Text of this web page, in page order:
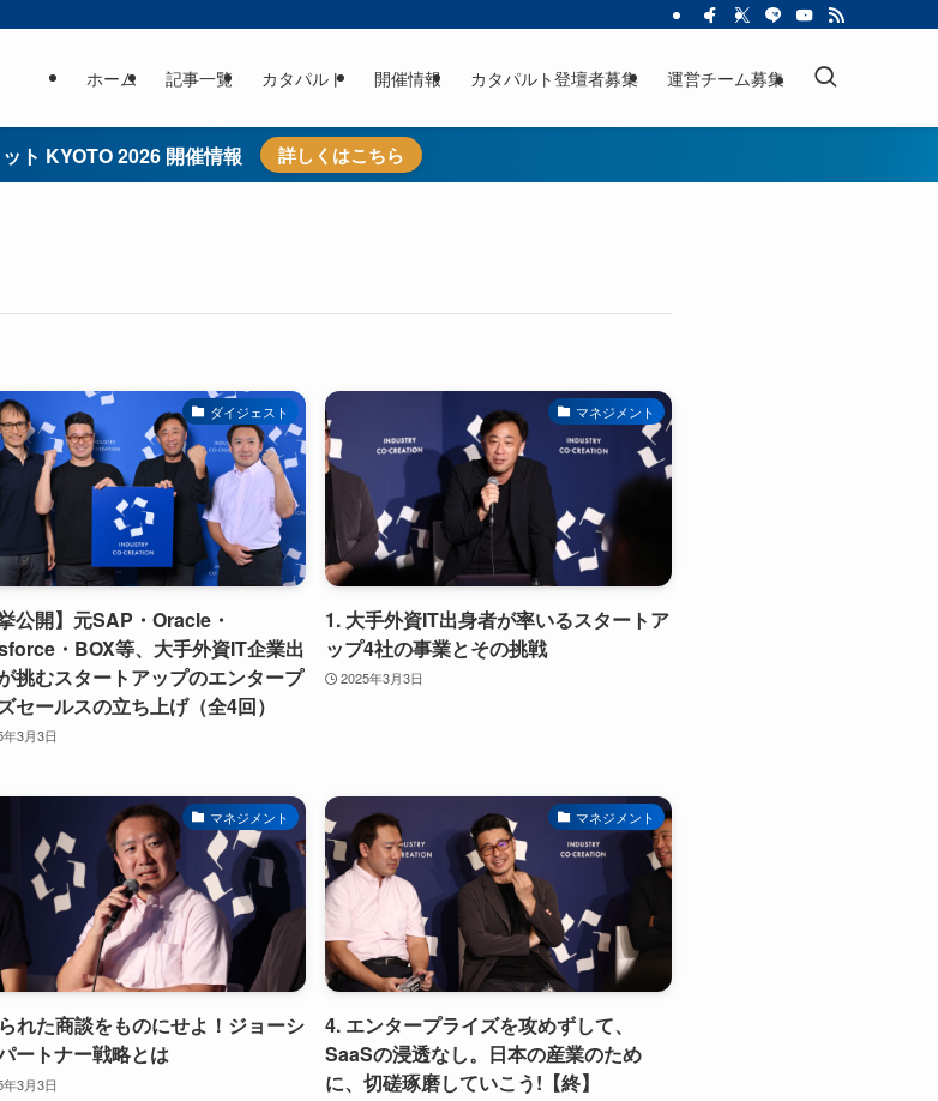
ホーム 記事一覧 カタパルト 開催情報 カタパルト登壇者募集 運営チーム募集
ット KYOTO 2026 開催情報 詳しくはこちら
ダイジェスト
挙公開】元SAP・Oracle・
・BOX等、大手外資IT企業出
挑むスタートアップのエンタープ
セールスの立ち上げ（全4回）
3月3日
マネジメント
1. 大手外資IT出身者が率いるスタートア
ップ4社の事業とその挑戦
2025年3月3日
マネジメント
れた商談をものにせよ！ジョーシ
ートナー戦略とは
3月3日
マネジメント
4. エンタープライズを攻めずして、
SaaSの浸透なし。日本の産業のため
に、切磋琢磨していこう!【終】